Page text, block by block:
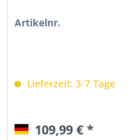
Artikelnr.
Lieferzeit: 3-7 Tage
109,99 € *